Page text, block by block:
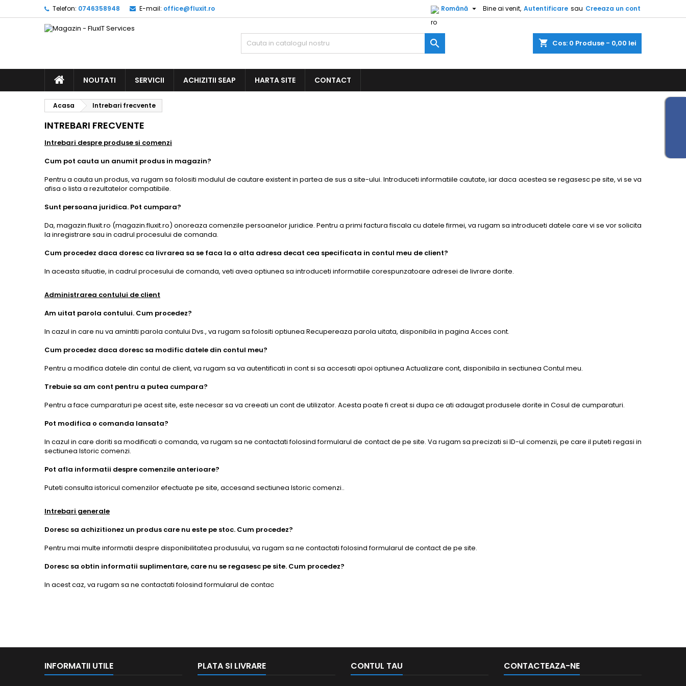
Telefon: 0746358948 E-mail: office@fluxit.ro Bine ai venit, Autentificare sau Creeaza un cont
Română 
shopping_cart Cos: 0 Produse - 0,00 lei

NOUTATI SERVICII ACHIZITII SEAP HARTA SITE CONTACT
Acasa Intrebari frecvente
INTREBARI FRECVENTE
Intrebari despre produse si comenzi
Cum pot cauta un anumit produs in magazin?
Pentru a cauta un produs, va rugam sa folositi modulul de cautare existent in partea de sus a site-ului. Introduceti informatiile cautate, iar daca acestea se regasesc pe site, vi se va
afisa o lista a rezultatelor compatibile.
Sunt persoana juridica. Pot cumpara?
Da, magazin.fluxit.ro (magazin.fluxit.ro) onoreaza comenzile persoanelor juridice. Pentru a primi factura fiscala cu datele firmei, va rugam sa introduceti datele care vi se vor solicita
la inregistrare sau in cadrul procesului de comanda.
Cum procedez daca doresc ca livrarea sa se faca la o alta adresa decat cea specificata in contul meu de client?
In aceasta situatie, in cadrul procesului de comanda, veti avea optiunea sa introduceti informatiile corespunzatoare adresei de livrare dorite.
Administrarea contului de client
Am uitat parola contului. Cum procedez?
In cazul in care nu va amintiti parola contului Dvs., va rugam sa folositi optiunea Recupereaza parola uitata, disponibila in pagina Acces cont.
Cum procedez daca doresc sa modific datele din contul meu?
Pentru a modifica datele din contul de client, va rugam sa va autentificati in cont si sa accesati apoi optiunea Actualizare cont, disponibila in sectiunea Contul meu.
Trebuie sa am cont pentru a putea cumpara?
Pentru a face cumparaturi pe acest site, este necesar sa va creeati un cont de utilizator. Acesta poate fi creat si dupa ce ati adaugat produsele dorite in Cosul de cumparaturi.
Pot modifica o comanda lansata?
In cazul in care doriti sa modificati o comanda, va rugam sa ne contactati folosind formularul de contact de pe site. Va rugam sa precizati si ID-ul comenzii, pe care il puteti regasi in
sectiunea Istoric comenzi.
Pot afla informatii despre comenzile anterioare?
Puteti consulta istoricul comenzilor efectuate pe site, accesand sectiunea Istoric comenzi..
Intrebari generale
Doresc sa achizitionez un produs care nu este pe stoc. Cum procedez?
Pentru mai multe informatii despre disponibilitatea produsului, va rugam sa ne contactati folosind formularul de contact de pe site.
Doresc sa obtin informatii suplimentare, care nu se regasesc pe site. Cum procedez?
In acest caz, va rugam sa ne contactati folosind formularul de contac
INFORMATII UTILE PLATA SI LIVRARE CONTUL TAU CONTACTEAZA-NE